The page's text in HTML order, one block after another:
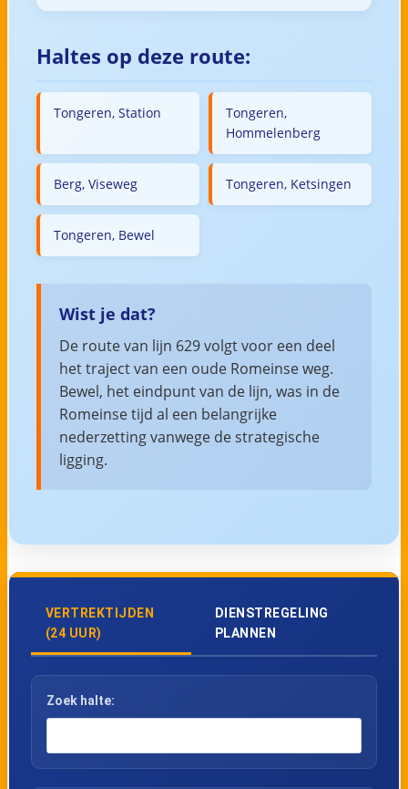
Haltes op deze route:
Tongeren, Station
Tongeren,
Hommelenberg
Berg, Viseweg Tongeren, Ketsingen
Tongeren, Bewel
Wist je dat?
De route van lijn 629 volgt voor een deel
het traject van een oude Romeinse weg.
Bewel, het eindpunt van de lijn, was in de
Romeinse tijd al een belangrijke
nederzetting vanwege de strategische
ligging.
VERTREKTIJDEN
(24 UUR)
DIENSTREGELING
PLANNEN
Zoek halte: